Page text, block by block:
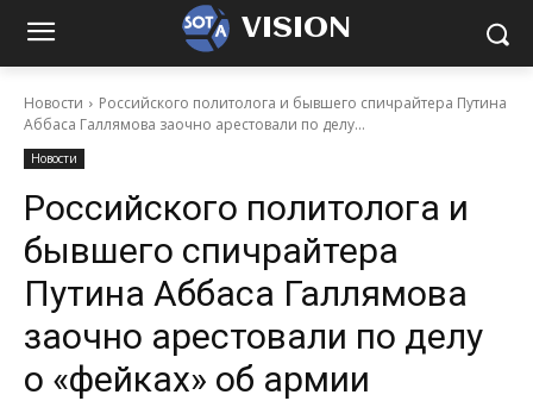
VISION
Новости
Российского политолога и бывшего спичрайтера Путина
Аббаса Галлямова заочно арестовали по делу...
Новости
Российского политолога и
бывшего спичрайтера
Путина Аббаса Галлямова
заочно арестовали по делу
о «фейках» об армии